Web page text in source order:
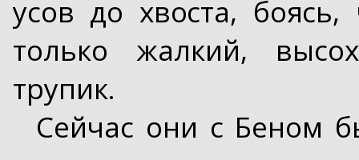
усов до хвоста,
только жалкий,
трупик.
Сейчас они с Беном